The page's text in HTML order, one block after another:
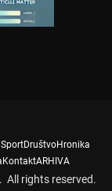
SportDruštvoHronika
KontaktARHIVA
All rights reserved.